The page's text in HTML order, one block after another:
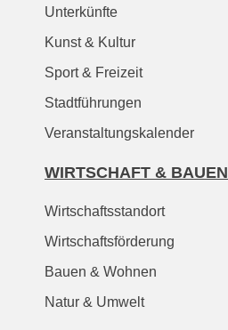
Unterkünfte
Kunst & Kultur
Sport & Freizeit
Stadtführungen
Veranstaltungskalender
WIRTSCHAFT & BAUEN
Wirtschaftsstandort
Wirtschaftsförderung
Bauen & Wohnen
Natur & Umwelt